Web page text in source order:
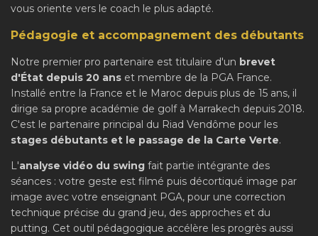
vous oriente vers le coach le plus adapté.
Pédagogie et accompagnement des débutants
Notre premier pro partenaire est titulaire d'un brevet
d'État depuis 20 ans et membre de la PGA France.
Installé entre la France et le Maroc depuis plus de 15 ans, il
dirige sa propre académie de golf à Marrakech depuis 2018.
C'est le partenaire principal du Riad Vendôme pour les
stages débutants et le passage de la Carte Verte.
L'analyse vidéo du swing fait partie intégrante des
séances : votre geste est filmé puis décortiqué image par
image avec votre enseignant PGA, pour une correction
technique précise du grand jeu, des approches et du
putting. Cet outil pédagogique accélère les progrès aussi